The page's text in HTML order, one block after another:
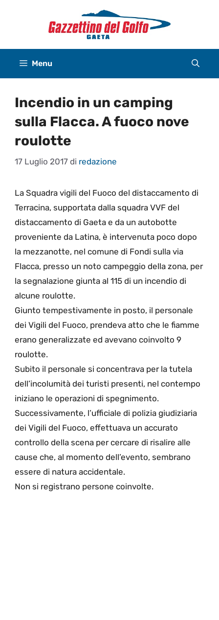
Menu
Incendio in un camping
sulla Flacca. A fuoco nove
roulotte
17 Luglio 2017 di redazione
La Squadra vigili del Fuoco del distaccamento di
Terracina, supportata dalla squadra VVF del
distaccamento di Gaeta e da un autobotte
proveniente da Latina, è intervenuta poco dopo
la mezzanotte, nel comune di Fondi sulla via
Flacca, presso un noto campeggio della zona, per
la segnalazione giunta al 115 di un incendio di
alcune roulotte.
Giunto tempestivamente in posto, il personale
dei Vigili del Fuoco, prendeva atto che le fiamme
erano generalizzate ed avevano coinvolto 9
roulotte.
Subito il personale si concentrava per la tutela
dell’incolumità dei turisti presenti, nel contempo
iniziano le operazioni di spegnimento.
Successivamente, l’ufficiale di polizia giudiziaria
dei Vigili del Fuoco, effettuava un accurato
controllo della scena per cercare di risalire alle
cause che, al momento dell’evento, sembrano
essere di natura accidentale.
Non si registrano persone coinvolte.